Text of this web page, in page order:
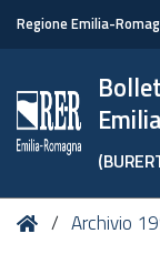
Regione Emilia-
Tu HomeArchivio